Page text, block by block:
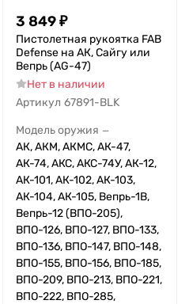
3 849₽
Пистолетная рукоятка FAB
Defense на АК, Сайгу или
Вепрь (AG-47)
Нет в наличии
Артикул 67891-BLK
Модель оружия —
АК, АКМ, АКМС, АК-47,
АК-74, АКС, АКС-74У, АК-12,
АК-101, АК-102, АК-103,
АК-104, АК-105, Вепрь-1В,
Вепрь-12 (ВПО-205),
ВПО-126, ВПО-127, ВПО-133,
ВПО-136, ВПО-147, ВПО-148,
ВПО-155, ВПО-156, ВПО-185,
ВПО-209, ВПО-213, ВПО-221,
ВПО-222, ВПО-285,